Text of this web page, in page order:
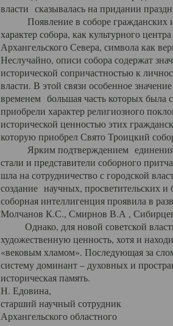
власти сказывалась на придании
Появление в соборе гражданских и
характер собора, как культурного
Архангельского Севера, символа как
Неслучайно, описи собора содержат
исторической сопричастностью к
власти. В этой связи особенное
временем большая часть которых была
приобрели характер религиозного
исторической ценностью этих
которую приобрел Свято Троицкий
Ярким подтверждением единения
стали и представители соборного
шла на сотрудничество с городской
создание научных, просветительских
соборная интеллигенция проявила в
Молчанов К.С., Смирнов В.А ,
Однако, для новой советской
художественную ценность, хотя и
«вековым хламом». Последующая за
систему доминант – духовных и
историческая память.
Н. Едовина,
старший научный сотрудник
Архангельского областного